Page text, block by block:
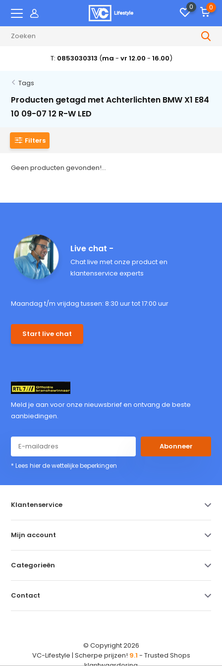
0 0
T: 0853030313 (ma - vr 12.00 - 16.00)
Tags
Producten getagd met Achterlichten BMW X1 E84
10 09-07 12 R-W LED
Filters
Geen producten gevonden!...
Live chat -
Chat live met onze product en
klantenservice experts
Maandag t/m vrijdag tussen: 8:30 uur tot 17:00 uur
Start live chat
Meld je aan voor onze nieuwsbrief en ontvang de beste
aanbiedingen.
Abonneer
* Lees hier de wettelijke beperkingen
Klantenservice
Mijn account
Categorieën
Contact
© Copyright 2026
VC-Lifestyle | Scherpe prijzen! 9.1 - Trusted Shops